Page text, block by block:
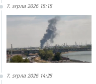
7. srpna 2026 15:15
7. srpna 2026 14:25